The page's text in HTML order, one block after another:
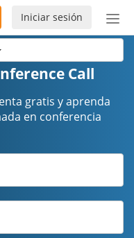
de
Iniciar sesión
Call
gratis y aprenda
en conferencia